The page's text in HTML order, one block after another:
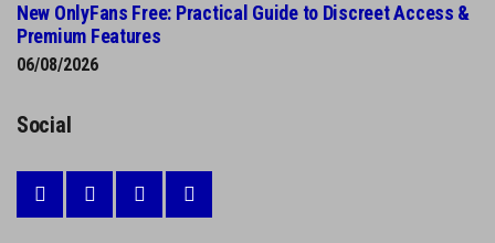
New OnlyFans Free: Practical Guide to Discreet Access &
Premium Features
06/08/2026
Social